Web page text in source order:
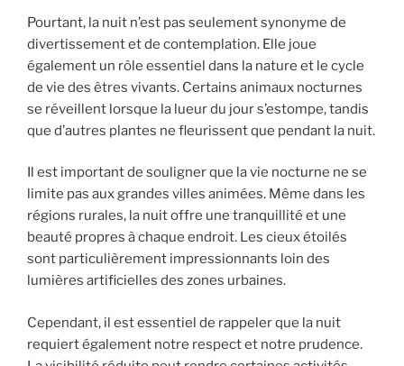
Pourtant, la nuit n’est pas seulement synonyme de
divertissement et de contemplation. Elle joue
également un rôle essentiel dans la nature et le cycle
de vie des êtres vivants. Certains animaux nocturnes
se réveillent lorsque la lueur du jour s’estompe, tandis
que d’autres plantes ne fleurissent que pendant la nuit.
Il est important de souligner que la vie nocturne ne se
limite pas aux grandes villes animées. Même dans les
régions rurales, la nuit offre une tranquillité et une
beauté propres à chaque endroit. Les cieux étoilés
sont particulièrement impressionnants loin des
lumières artificielles des zones urbaines.
Cependant, il est essentiel de rappeler que la nuit
requiert également notre respect et notre prudence.